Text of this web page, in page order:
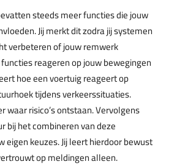
steeds meer functies die jouw
Jij merkt dit zodra jij systemen
verbeteren of jouw remwerk
reageren op jouw bewegingen
hoe een voertuig reageert op
tijdens verkeerssituaties.
waar risico’s ontstaan. Vervolgens
bij het combineren van deze
keuzes. Jij leert hierdoor bewust
op meldingen alleen.